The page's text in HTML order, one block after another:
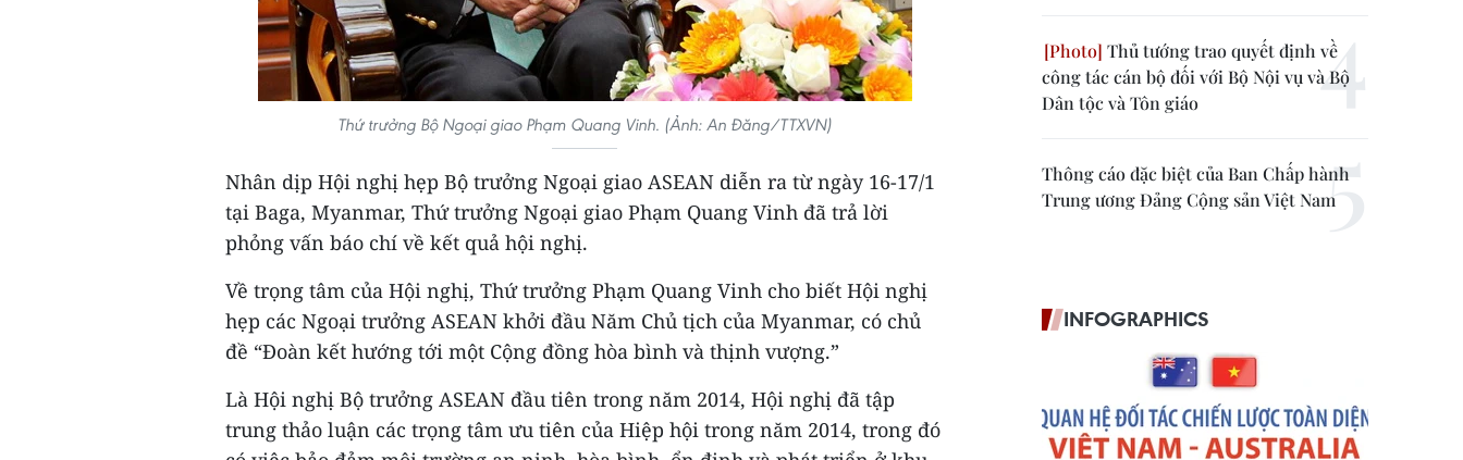
Thứ trưởng Bộ Ngoại giao Phạm Quang Vinh. (Ảnh: An Đăng/TTXVN)
Nhân dịp Hội nghị hẹp Bộ trưởng Ngoại giao ASEAN diễn ra từ ngày 16-17/1
tại Baga, Myanmar, Thứ trưởng Ngoại giao Phạm Quang Vinh đã trả lời
phỏng vấn báo chí về kết quả hội nghị.
Về trọng tâm của Hội nghị, Thứ trưởng Phạm Quang Vinh cho biết Hội nghị
hẹp các Ngoại trưởng ASEAN khởi đầu Năm Chủ tịch của Myanmar, có chủ
đề “Đoàn kết hướng tới một Cộng đồng hòa bình và thịnh vượng.”
Là Hội nghị Bộ trưởng ASEAN đầu tiên trong năm 2014, Hội nghị đã tập
trung thảo luận các trọng tâm ưu tiên của Hiệp hội trong năm 2014, trong đó
Thủ tướng trao quyết định về
công tác cán bộ đối với Bộ Nội vụ và Bộ
Dân tộc và Tôn giáo
Thông cáo đặc biệt của Ban Chấp hành
Trung ương Đảng Cộng sản Việt Nam
INFOGRAPHICS